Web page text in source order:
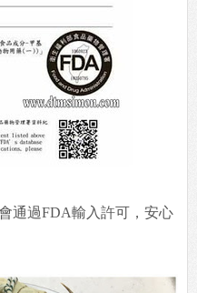
通過FDA輸入許可，安心